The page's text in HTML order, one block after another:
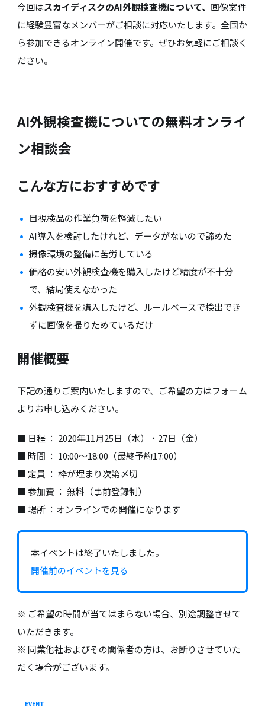
今回はスカイディスクのAI外観検査機について、 画像案件
に経験豊富なメンバーがご相談に対応いたします。全国か
ら参加できるオンライン開催です。ぜひお気軽にご相談く
ださい。
AI外観検査機についての無料オンライ
ン相談会
こんな方におすすめです
目視検品の作業負荷を軽減したい
AI導入を検討したけれど、データがないので諦めた
撮像環境の整備に苦労している
価格の安い外観検査機を購入したけど精度が不十分
で、結局使えなかった
外観検査機を購入したけど、ルールベースで検出でき
ずに画像を撮りためているだけ
開催概要
下記の通りご案内いたしますので、ご希望の方はフォーム
よりお申し込みください。
■ 日程 ： 2020年11月25日（水）・27日（金）
■ 時間 ： 10:00〜18:00（最終予約17:00）
■ 定員 ： 枠が埋まり次第〆切
■ 参加費 ： 無料（事前登録制）
■ 場所 ：オンラインでの開催になります
本イベントは終了いたしました。
開催前のイベントを見る
※ ご希望の時間が当てはまらない場合、別途調整させて
いただきます。
※ 同業他社およびその関係者の方は、お断りさせていた
だく場合がございます。
EVENT